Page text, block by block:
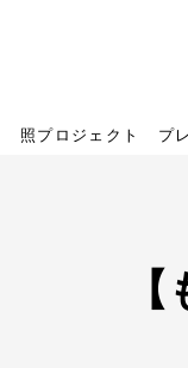
照プロジェクト プ